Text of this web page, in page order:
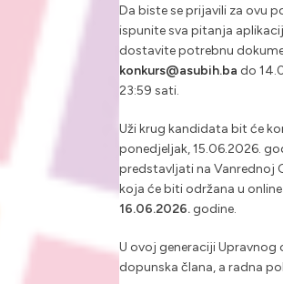
Da biste se prijavili za ovu
ispunite sva pitanja
dostavite potrebnu
konkurs@asubih.ba do
23:59 sati.
Uži krug kandidata bit će
ponedjeljak, 15.06.2026.
predstavljati na Vanrednoj
koja će biti održana u
16.06.2026.godine.
U ovoj generaciji
dopunska člana, a radna